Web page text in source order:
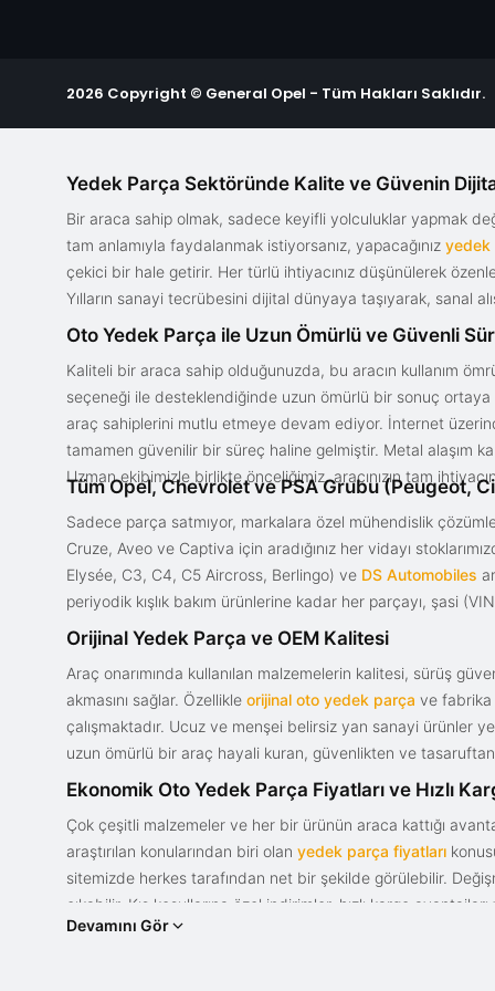
2026 Copyright © General Opel - Tüm Hakları Saklıdır.
Yedek Parça Sektöründe Kalite ve Güvenin
Bir araca sahip olmak, sadece keyifli yolculuklar yapmak
tam anlamıyla faydalanmak istiyorsanız, yapacağınız yedek
çekici bir hale getirir. Her türlü ihtiyacınız düşünülerek
Yılların sanayi tecrübesini dijital dünyaya taşıyarak, sanal
Oto Yedek Parça ile Uzun Ömürlü ve Güvenli
Kaliteli bir araca sahip olduğunuzda, bu aracın kullanım
seçeneği ile desteklendiğinde uzun ömürlü bir sonuç
araç sahiplerini mutlu etmeye devam ediyor. İnternet
tamamen güvenilir bir süreç haline gelmiştir. Metal alaşım
Uzman ekibimizle birlikte önceliğimiz, aracınızın tam
Tüm Opel, Chevrolet ve PSA Grubu (Peugeot,
Sadece parça satmıyor, markalara özel mühendislik
Cruze, Aveo ve Captiva için aradığınız her vidayı
Elysée, C3, C4, C5 Aircross, Berlingo) ve DS Automobiles
periyodik kışlık bakım ürünlerine kadar her parçayı, şasi
Orijinal Yedek Parça ve OEM Kalitesi
Araç onarımında kullanılan malzemelerin kalitesi, sürüş
akmasını sağlar. Özellikle orijinal oto yedek parça ve fabrika
çalışmaktadır. Ucuz ve menşei belirsiz yan sanayi ürünler
uzun ömürlü bir araç hayali kuran, güvenlikten ve
Ekonomik Oto Yedek Parça Fiyatları ve Hızlı
Çok çeşitli malzemeler ve her bir ürünün araca kattığı
araştırılan konularından biri olan yedek parça fiyatları
sitemizde herkes tarafından net bir şekilde görülebilir.
çıkabilir. Kış koşullarına özel indirimler, hızlı kargo
bir tasarım ve güce sahip olan aracınızın değerini
Devamını Gör